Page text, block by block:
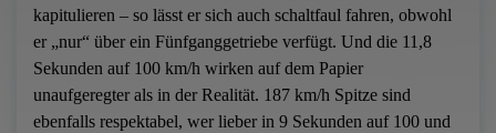
kapitulieren – so lässt er sich auch schaltfaul fahren, obwohl
er „nur“ über ein Fünfganggetriebe verfügt. Und die 11,8
Sekunden auf 100 km/h wirken auf dem Papier
unaufgeregter als in der Realität. 187 km/h Spitze sind
ebenfalls respektabel, wer lieber in 9 Sekunden auf 100 und